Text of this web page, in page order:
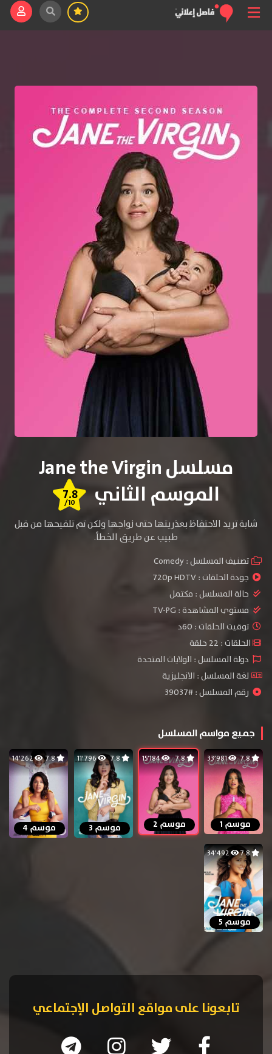
مسلسل Jane the Virgin
الموسم الثاني
7.8
/10
شابة تريد الاحتفاظ بعذريتها حتى زواجها ولكن تم تلقيحها من قبل
طبيب عن طريق الخطأ.
تصنيف المسلسل :Comedy
جودة الحلقات :720p HDTV
حالة المسلسل : مكتمل
مستوي المشاهدة : TV-PG
توقيت الحلقات : 60د
الحلقات : 22 حلقة
دولة المسلسل : الولايات المتحدة
لغة المسلسل : الانجليزية
رقم المسلسل : #39037
جميع مواسم المسلسل
7.8 33٬981
موسم 1
7.8 15٬184
موسم 2
7.8 11٬796
موسم 3
7.8 14٬262
موسم 4
7.8
موسم 5
تابعونا على مواقع التواصل الإجتماعي